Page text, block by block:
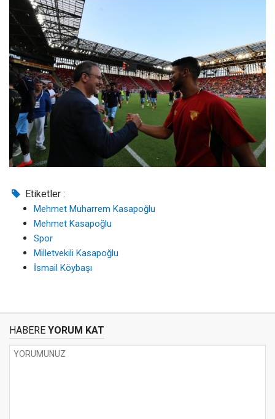
Etiketler :
Mehmet Muharrem Kasapoğlu
Mehmet Kasapoğlu
Spor
Milletvekili Kasapoğlu
İsmail Köybaşı
HABERE YORUM KAT